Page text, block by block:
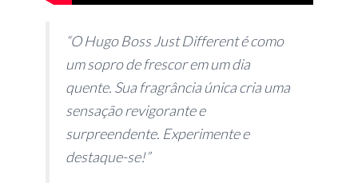
“O Hugo Boss Just Different é como
um sopro de frescor em um dia
quente. Sua fragrância única cria uma
sensação revigorante e
surpreendente. Experimente e
destaque-se!”